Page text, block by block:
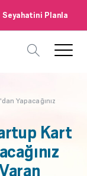
Seyahatini Planla
Yapacağınız
Kart